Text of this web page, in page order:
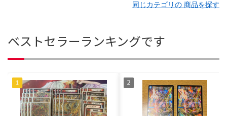
同じカテゴリの 商品を探す
ベストセラーランキングです